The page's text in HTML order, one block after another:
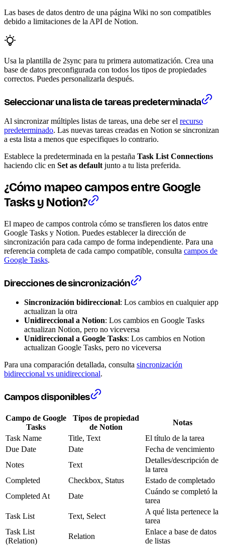
Las bases de datos dentro de una página Wiki no son compatibles
debido a limitaciones de la API de Notion.
Usa la plantilla de 2sync para tu primera automatización. Crea una
base de datos preconfigurada con todos los tipos de propiedades
correctos. Puedes personalizarla después.
Seleccionar una lista de tareas predeterminada
Al sincronizar múltiples listas de tareas, una debe ser el recurso
predeterminado. Las nuevas tareas creadas en Notion se sincronizan
a esta lista a menos que especifiques lo contrario.
Establece la predeterminada en la pestaña Task List Connections
haciendo clic en Set as default junto a tu lista preferida.
¿Cómo mapeo campos entre Google
Tasks y Notion?
El mapeo de campos controla cómo se transfieren los datos entre
Google Tasks y Notion. Puedes establecer la dirección de
sincronización para cada campo de forma independiente. Para una
referencia completa de cada campo compatible, consulta campos de
Google Tasks.
Direcciones de sincronización
Sincronización bidireccional: Los cambios en cualquier app
actualizan la otra
Unidireccional a Notion: Los cambios en Google Tasks
actualizan Notion, pero no viceversa
Unidireccional a Google Tasks: Los cambios en Notion
actualizan Google Tasks, pero no viceversa
Para una comparación detallada, consulta sincronización
bidireccional vs unidireccional.
Campos disponibles
Campo de Google
Tasks
Tipos de propiedad
de Notion
Notas
Task Name
Title, Text
El título de la tarea
Due Date
Date
Fecha de vencimiento
Notes
Text
Detalles/descripción de
la tarea
Completed
Checkbox, Status
Estado de completado
Completed At
Date
Cuándo se completó la
tarea
Task List
Text, Select
A qué lista pertenece la
tarea
Task List
(Relation)
Relation
Enlace a base de datos
de listas